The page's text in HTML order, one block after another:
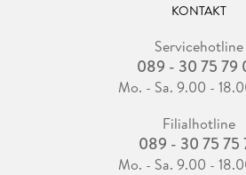
KONTAKT
Servicehotline
089 - 30 75 79
Mo. - Sa. 9.00 -
Filialhotline
089 - 30 75 75
Mo. - Sa. 9.00 -